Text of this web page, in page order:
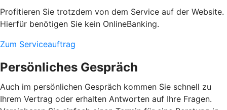
Profitieren Sie trotzdem von dem Service auf der Website.
Hierfür benötigen Sie kein OnlineBanking.
Zum Serviceauftrag
Persönliches Gespräch
Auch im persönlichen Gespräch kommen Sie schnell zu
Ihrem Vertrag oder erhalten Antworten auf Ihre Fragen.